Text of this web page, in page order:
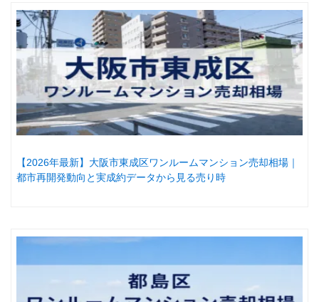
【2026年最新】大阪市東成区ワンルームマンション売却相場｜
都市再開発動向と実成約データから見る売り時